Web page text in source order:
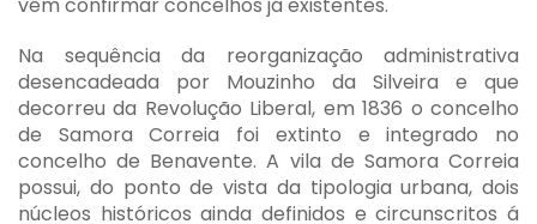
Na sequência da reorganização administrativa
desencadeada por Mouzinho da Silveira e que
decorreu da Revolução Liberal, em 1836 o concelho
de Samora Correia foi extinto e integrado no
concelho de Benavente. A vila de Samora Correia
possui, do ponto de vista da tipologia urbana, dois
núcleos históricos ainda definidos e circunscritos á